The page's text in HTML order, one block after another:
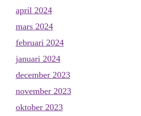
april 2024
mars 2024
februari 2024
januari 2024
december 2023
november 2023
oktober 2023